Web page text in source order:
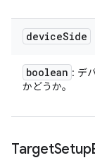
deviceSide
boolean : デ
かどうか。
TargetSetup